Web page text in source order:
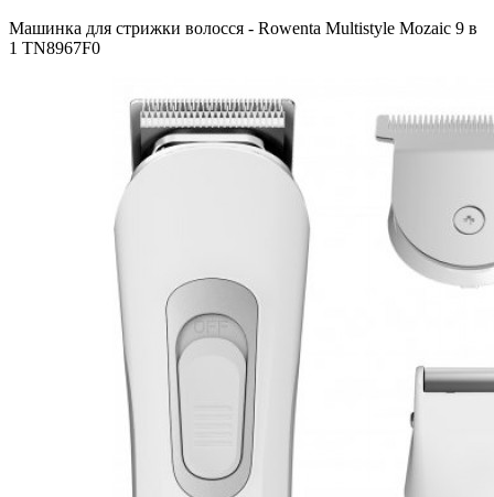
Машинка для стрижки волосся - Rowenta Multistyle Mozaic 9 в
1 TN8967F0